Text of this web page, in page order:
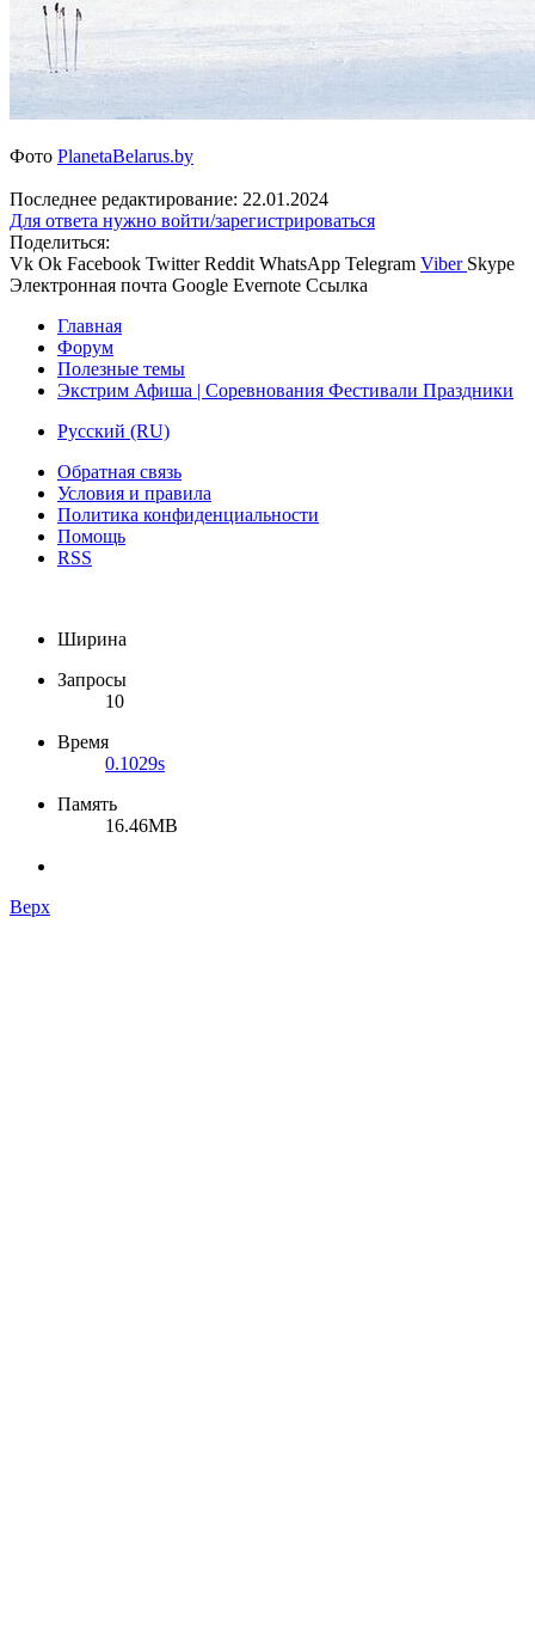
Фото PlanetaBelarus.by
Последнее редактирование: 22.01.2024
Для ответа нужно войти/зарегистрироваться
Поделиться:
Vk Ok Facebook Twitter Reddit WhatsApp Telegram Viber Skype
Электронная почта Google Evernote Ссылка
Главная
Форум
Полезные темы
Экстрим Афиша | Соревнования Фестивали Праздники
Русский (RU)
Обратная связь
Условия и правила
Политика конфиденциальности
Помощь
RSS
Ширина
Запросы
10
Время
0.1029s
Память
16.46MB
Верх